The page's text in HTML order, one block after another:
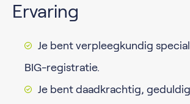
Ervaring
Je bent verpleegkundig
BIG-registratie.
Je bent daadkrachtig,